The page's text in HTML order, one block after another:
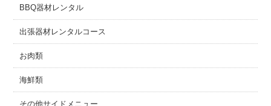
BBQ器材レンタル
出張器材レンタルコース
お肉類
海鮮類
その他サイドメニュー